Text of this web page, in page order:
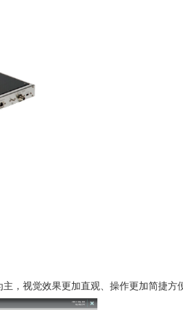
，视觉效果更加直观、操作更加简捷方